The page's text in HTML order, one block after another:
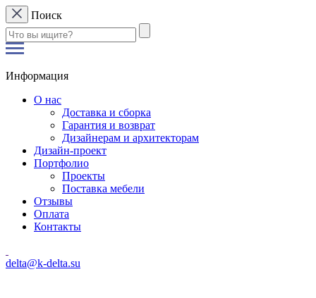
Поиск
Информация
О нас
Доставка и сборка
Гарантия и возврат
Дизайнерам и архитекторам
Дизайн-проект
Портфолио
Проекты
Поставка мебели
Отзывы
Оплата
Контакты
delta@k-delta.su